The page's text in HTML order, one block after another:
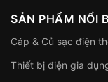
SẢN PHẨM NỔI
Cáp & Củ sạc điện
Thiết bị điện gia